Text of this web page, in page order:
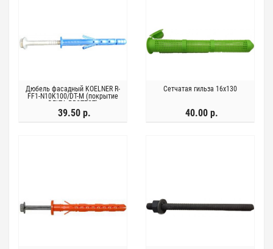
Дюбель фасадный KOELNER R-
FF1-N10K100/DT-M (покрытие
DELTA PROTECT)
39.50 р.
Сетчатая гильза 16х130
40.00 р.